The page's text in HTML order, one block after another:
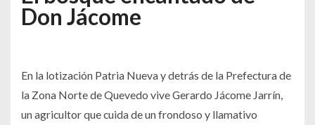
Don Jácome
En la lotización Patria Nueva y detrás de la Prefectura de
la Zona Norte de Quevedo vive Gerardo Jácome Jarrín,
un agricultor que cuida de un frondoso y llamativo